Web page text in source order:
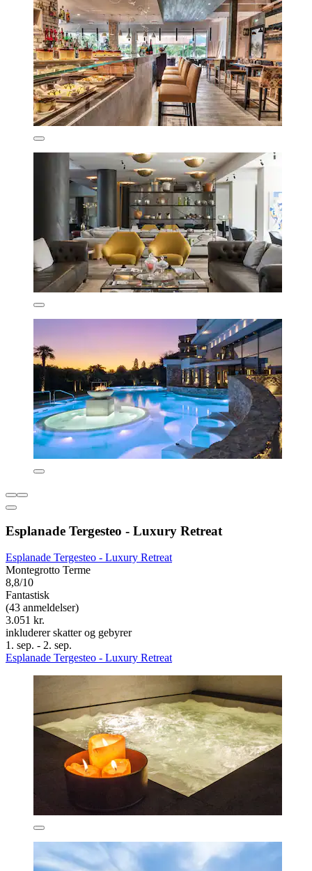
Esplanade Tergesteo - Luxury Retreat
Esplanade Tergesteo - Luxury Retreat
Montegrotto Terme
8,8/10
Fantastisk
(43 anmeldelser)
3.051 kr.
inkluderer skatter og gebyrer
1. sep. - 2. sep.
Esplanade Tergesteo - Luxury Retreat